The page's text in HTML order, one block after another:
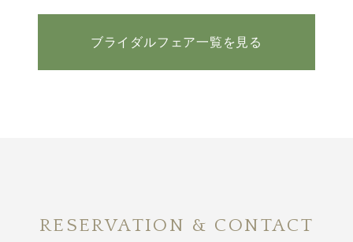
ブライダルフェア一覧を見る
RESERVATION & CONTACT